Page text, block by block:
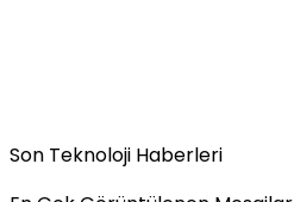
Son Teknoloji Haberleri